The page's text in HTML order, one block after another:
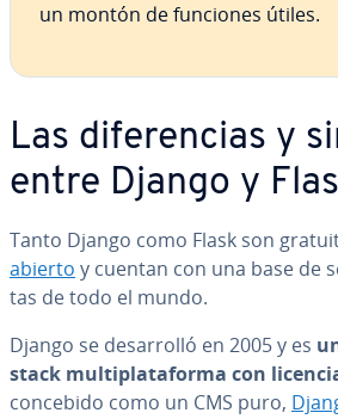
un montón de funciones útiles.
Las di­fe­re­n­cias y
entre Django y
Tanto Django como Flask son
abierto y cuentan con una base de
tas de todo el mundo.
Django se de­sa­rro­lló en 2005 y es
stack mu­l­ti­pla­ta­fo­r­ma con
concebido como un CMS puro,